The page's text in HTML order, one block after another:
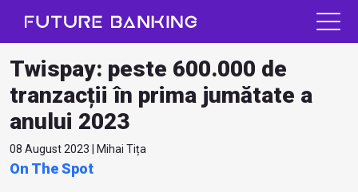
Twispay: peste 600.000 de
tranzacții în prima jumătate a
anului 2023
08 August 2023 | Mihai Tița
On The Spot